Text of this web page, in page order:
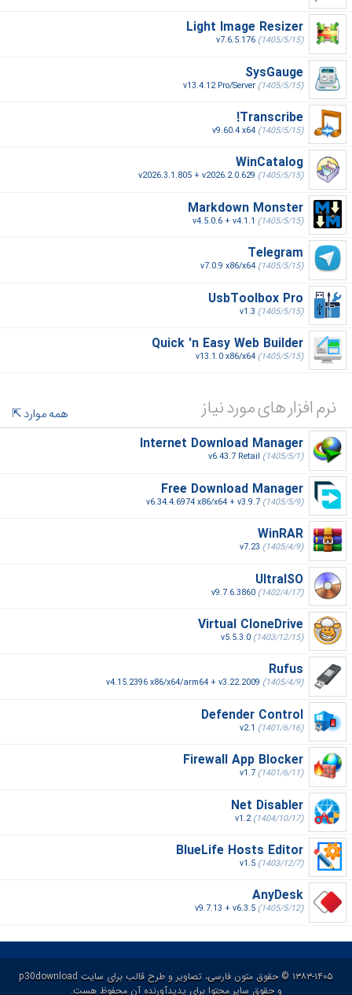
Light Image Resizer
v7.6.5.176 (1405/5/15)
SysGauge
v13.4.12 Pro/Server (1405/5/15)
Transcribe!
v9.60.4 x64 (1405/5/15)
WinCatalog
v2026.3.1.805 + v2026.2.0.629 (1405/5/15)
Markdown Monster
v4.5.0.6 + v4.1.1 (1405/5/15)
Telegram
v7.0.9 x86/x64 (1405/5/15)
UsbToolbox Pro
v1.3 (1405/5/15)
Quick 'n Easy Web Builder
v13.1.0 x86/x64 (1405/5/15)
نرم افزار های مورد نیاز
همه موارد
Internet Download Manager
v6.43.7 Retail (1405/5/1)
Free Download Manager
v6.34.4.6974 x86/x64 + v3.9.7 (1405/5/9)
WinRAR
v7.23 (1405/4/9)
UltraISO
v9.7.6.3860 (1402/4/17)
Virtual CloneDrive
v5.5.3.0 (1403/12/15)
Rufus
v4.15.2396 x86/x64/arm64 + v3.22.2009 (1405/4/9)
Defender Control
v2.1 (1401/6/16)
Firewall App Blocker
v1.7 (1401/6/11)
Net Disabler
v1.2(1404/10/17)
BlueLife Hosts Editor
v1.5 (1403/12/7)
AnyDesk
v9.7.13 + v6.3.5 (1405/5/12)
۱۳۸۳-۱۴۰۵ © حقوق متون فارسی، تصاویر و طرح قالب برای سایت p30download
و حقوق سایر محتوا برای پدیدآورنده آن محفوظ هست.